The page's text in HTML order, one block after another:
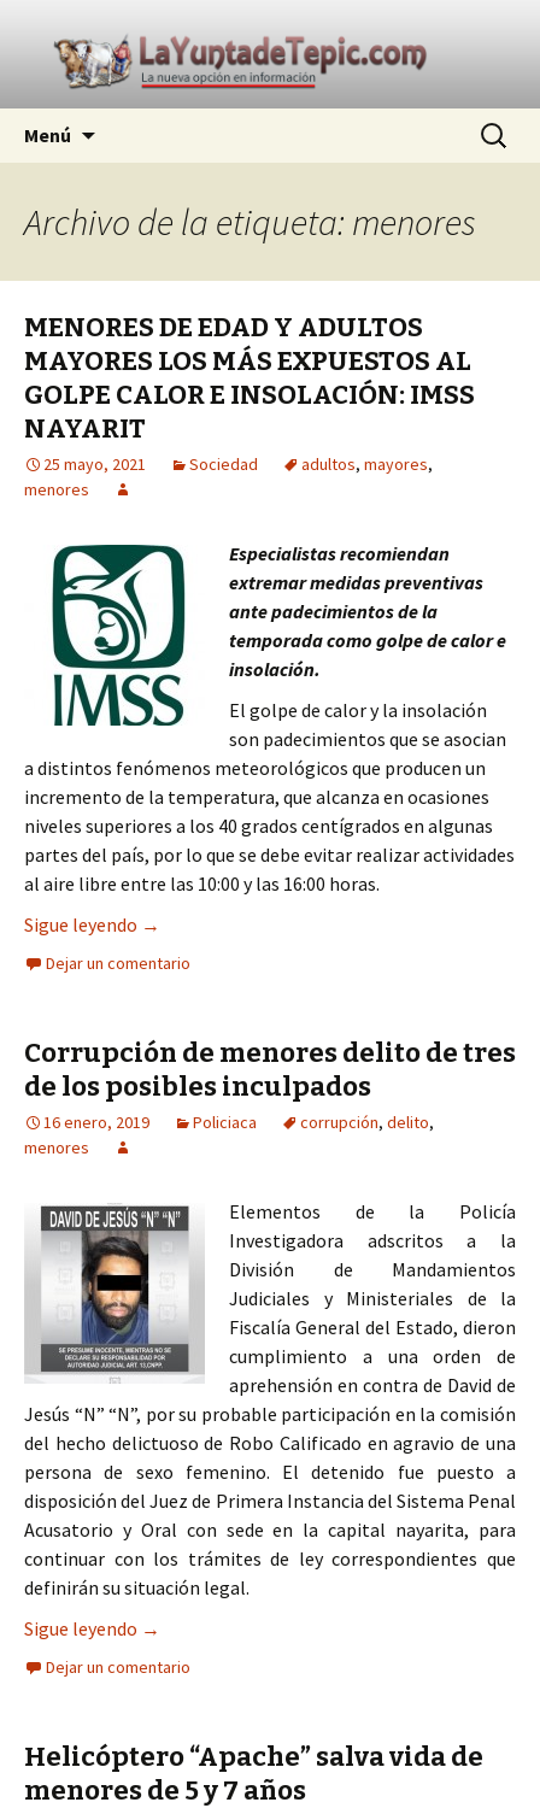
La Yunta de Tepic
La nueva opción en información
Menú Buscar:
Archivo de la etiqueta: menores
MENORES DE EDAD Y ADULTOS
MAYORES LOS MÁS EXPUESTOS AL
GOLPE CALOR E INSOLACIÓN: IMSS
NAYARIT
25 mayo, 2021 Sociedad adultos, mayores,
menores
Especialistas recomiendan
extremar medidas preventivas
ante padecimientos de la
temporada como golpe de calor e
insolación.
El golpe de calor y la insolación
son padecimientos que se asocian
a distintos fenómenos meteorológicos que producen un
incremento de la temperatura, que alcanza en ocasiones
niveles superiores a los 40 grados centígrados en algunas
partes del país, por lo que se debe evitar realizar actividades
al aire libre entre las 10:00 y las 16:00 horas.
Sigue leyendo MENORES DE EDAD Y ADULTOS MAYORES LOS
→
Dejar un comentario
Corrupción de menores delito de tres
de los posibles inculpados
16 enero, 2019 Policiaca corrupción, delito,
menores
Elementos de la Policía
Investigadora adscritos a la
División de Mandamientos
Judiciales y Ministeriales de la
Fiscalía General del Estado, dieron
cumplimiento a una orden de
aprehensión en contra de David de
Jesús “N” “N”, por su probable participación en la comisión
del hecho delictuoso de Robo Calificado en agravio de una
persona de sexo femenino. El detenido fue puesto a
disposición del Juez de Primera Instancia del Sistema Penal
Acusatorio y Oral con sede en la capital nayarita, para
continuar con los trámites de ley correspondientes que
definirán su situación legal.
Sigue leyendo Corrupción de menores delito de tres de los
→
Dejar un comentario
Helicóptero “Apache” salva vida de
menores de 5 y 7 años